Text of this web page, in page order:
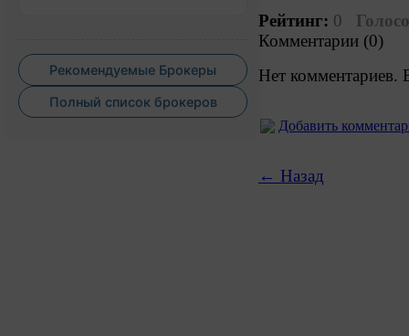
Рекомендуемые Брокеры
Полный список брокеров
Рейтинг: 0
Комментарии (0)
Нет
Добавить
← Назад